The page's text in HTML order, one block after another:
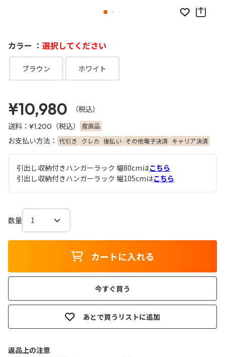
お気に入り
カラー ： 選択してください
ブラウン ホワイト
¥10,980
（税込）
送料： ¥1,200 （税込） 産直品
お支払い方法： 代引き クレカ 後払い その他電子決済 キャリア決済
引出し収納付きハンガーラック 幅80cmはこちら
引出し収納付きハンガーラック 幅105cmはこちら
数量
カートに入れる
今すぐ買う
あとで買うリストに追加
返品上の注意